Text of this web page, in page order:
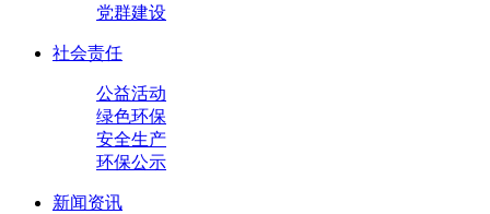
党群建设
社会责任
公益活动
绿色环保
安全生产
环保公示
新闻资讯